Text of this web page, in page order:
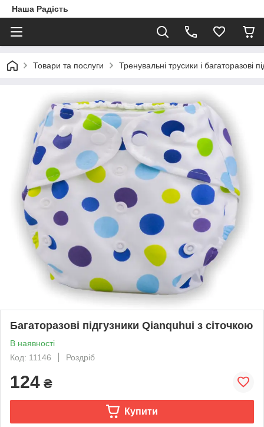
Наша Радість
Товари та послуги Тренувальні трусики і багаторазові
Багаторазові підгузники Qianquhui з сіточкою
В наявності
Код: 11146
Роздріб
124 ₴
Купити